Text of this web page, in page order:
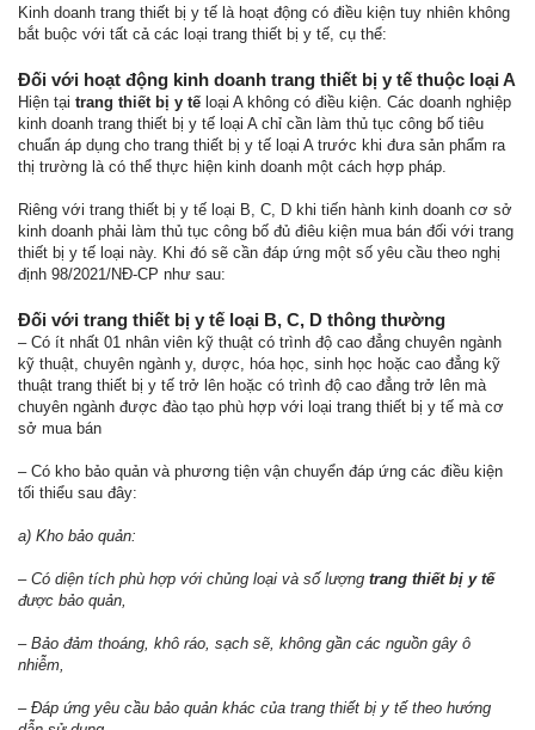
Kinh doanh trang thiết bị y tế là hoạt động có điều kiện tuy nhiên không
bắt buộc với tất cả các loại trang thiết bị y tế, cụ thể:
Đối với hoạt động kinh doanh trang thiết bị y tế thuộc loại A
Hiện tại trang thiết bị y tế loại A không có điều kiện. Các doanh nghiệp
kinh doanh trang thiết bị y tế loại A chỉ cần làm thủ tục công bố tiêu
chuẩn áp dụng cho trang thiết bị y tế loại A trước khi đưa sản phẩm ra
thị trường là có thể thực hiện kinh doanh một cách hợp pháp.
Riêng với trang thiết bị y tế loại B, C, D khi tiến hành kinh doanh cơ sở
kinh doanh phải làm thủ tục công bố đủ điêu kiện mua bán đối với trang
thiết bị y tế loại này. Khi đó sẽ cần đáp ứng một số yêu cầu theo nghị
định 98/2021/NĐ-CP như sau:
Đối với trang thiết bị y tế loại B, C, D thông thường
– Có ít nhất 01 nhân viên kỹ thuật có trình độ cao đẳng chuyên ngành
kỹ thuật, chuyên ngành y, dược, hóa học, sinh học hoặc cao đẳng kỹ
thuật trang thiết bị y tế trở lên hoặc có trình độ cao đẳng trở lên mà
chuyên ngành được đào tạo phù hợp với loại trang thiết bị y tế mà cơ
sở mua bán
– Có kho bảo quản và phương tiện vận chuyển đáp ứng các điều kiện
tối thiểu sau đây:
a) Kho bảo quản:
– Có diện tích phù hợp với chủng loại và số lượng trang thiết bị y tế
được bảo quản,
– Bảo đảm thoáng, khô ráo, sạch sẽ, không gần các nguồn gây ô
nhiễm,
– Đáp ứng yêu cầu bảo quản khác của trang thiết bị y tế theo hướng